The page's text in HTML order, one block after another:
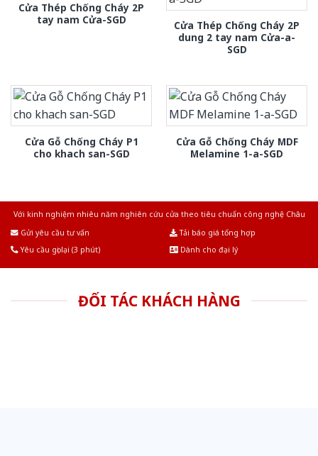
Cửa Thép Chống Cháy 2P
tay nam Cửa-SGD
Cửa Thép Chống Cháy 2P
dung 2 tay nam Cửa-a-
SGD
Cửa Gỗ Chống Cháy P1
cho khach san-SGD
Cửa Gỗ Chống Cháy MDF
Melamine 1-a-SGD
Với kinh nghiệm nhiêu năm nghiên cứu cửa theo tiêu chuẩn công nghệ Châu
Gửi yêu cầu tư vấn
Tải báo giá tổng hợp
Yêu cầu gọi lại (3 phút)
Dành cho đại lý
ĐỐI TÁC KHÁCH HÀNG